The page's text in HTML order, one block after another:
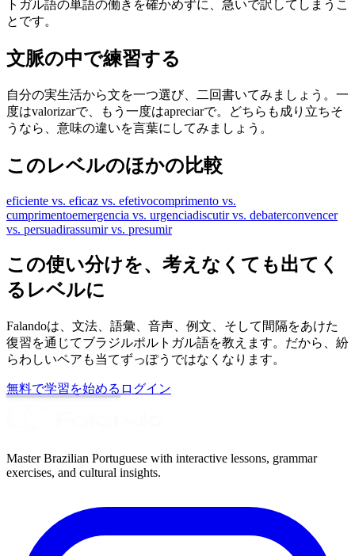
トガル語の単語の働きを確かめずに、急いで訳してしまうこ
とです。
文脈の中で練習する
自分の実生活から文を一つ選び、二回書いてみましょう。一
度はvalorizarで、もう一度はapreciarで。どちらも成り立ちそ
うなら、意味の違いを言葉にしてみましょう。
このレベルのほかの比較
eficiente vs. eficaz vs. efetivocomprimento vs.
cumprimentoemergencia vs. urgenciadiscutir vs. debaterconvencer
vs. persuadirassumir vs. presumir
この使い分けを、考えなくても出てく
るレベルに
Falandoは、文法、語彙、音声、例文、そして間隔をあけた
復習を通じてブラジルポルトガル語を教えます。だから、紛
らわしいペアも当てずっぽうではなくなります。
無料で学習を始める ログイン
Master Brazilian Portuguese with interactive lessons, grammar
exercises, and cultural insights.